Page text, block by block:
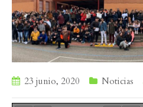
23 junio, 2020 Noticias